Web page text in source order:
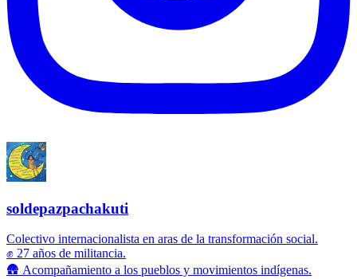
soldepazpachakuti
Colectivo internacionalista en aras de la transformación social.
✊ 27 años de militancia.
🛖 Acompañamiento a los pueblos y movimientos indígenas.